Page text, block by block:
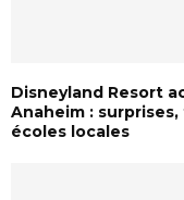
Disneyland Resort
Anaheim :
écoles locales